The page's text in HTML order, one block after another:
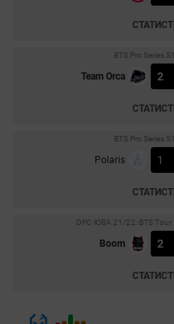
BTS Pro Series
Team Orca 2
BTS Pro Series
Polaris 1
DPC ЮВА 21/22: BTS Tour
Boom 2